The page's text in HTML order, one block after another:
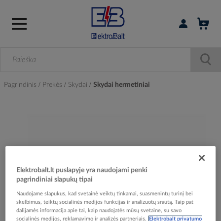
Prisijungti /
Pagrindinis Prekės Skydai Skydai hermetiniai
end
gallery
Elektrobalt.lt puslapyje yra naudojami penki
pagrindiniai slapukų tipai
Naudojame slapukus, kad svetainė veiktų tinkamai, suasmenintų turinį bei
skelbimus, teiktų socialinės medijos funkcijas ir analizuotų srautą. Taip pat
dalijamės informacija apie tai, kaip naudojatės mūsų svetaine, su savo
socialinės medijos, reklamavimo ir analizės partneriais.
Elektrobalt privatumo